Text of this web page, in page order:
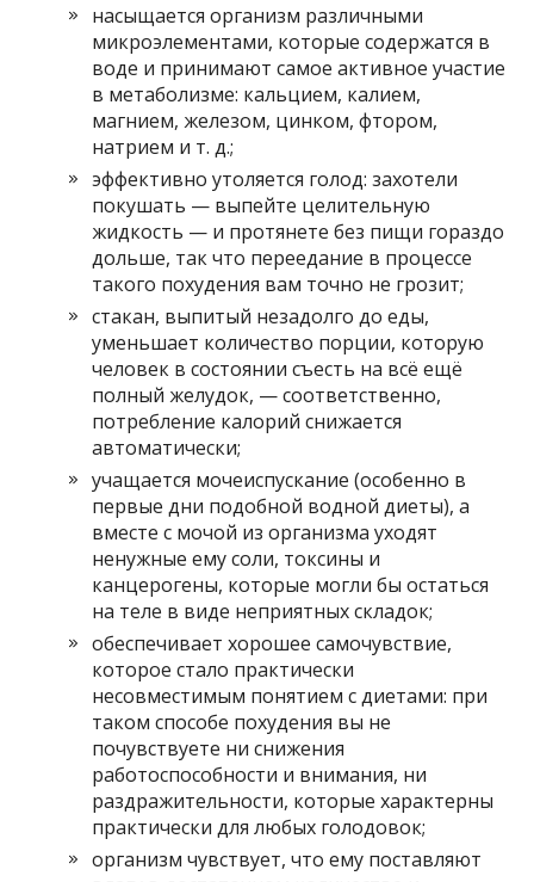
насыщается организм различными
микроэлементами, которые содержатся в
воде и принимают самое активное участие
в метаболизме: кальцием, калием,
магнием, железом, цинком, фтором,
натрием и т. д.;
эффективно утоляется голод: захотели
покушать — выпейте целительную
жидкость — и протянете без пищи гораздо
дольше, так что переедание в процессе
такого похудения вам точно не грозит;
стакан, выпитый незадолго до еды,
уменьшает количество порции, которую
человек в состоянии съесть на всё ещё
полный желудок, — соответственно,
потребление калорий снижается
автоматически;
учащается мочеиспускание (особенно в
первые дни подобной водной диеты), а
вместе с мочой из организма уходят
ненужные ему соли, токсины и
канцерогены, которые могли бы остаться
на теле в виде неприятных складок;
обеспечивает хорошее самочувствие,
которое стало практически
несовместимым понятием с диетами: при
таком способе похудения вы не
почувствуете ни снижения
работоспособности и внимания, ни
раздражительности, которые характерны
практически для любых голодовок;
организм чувствует, что ему поставляют